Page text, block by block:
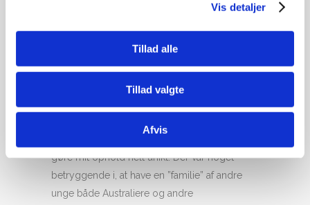
Vis detaljer
Tillad alle
Tillad valgte
Afvis
SOM STUDERENDE I OMRÅDET?
Jeg boede på et kollegie som var knyttet til
universitetet. Dette gjorde at det var nemt at gå
til og fra skole. Vi boede ca. 200 studerende i
9 opgange, hvor vi var 4 til at dele toilet og
gøre mit ophold helt unikt. Der var noget
betryggende i, at have en ”familie” af andre
unge både Australiere og andre